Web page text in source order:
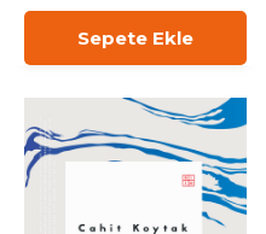
Sepete Ekle